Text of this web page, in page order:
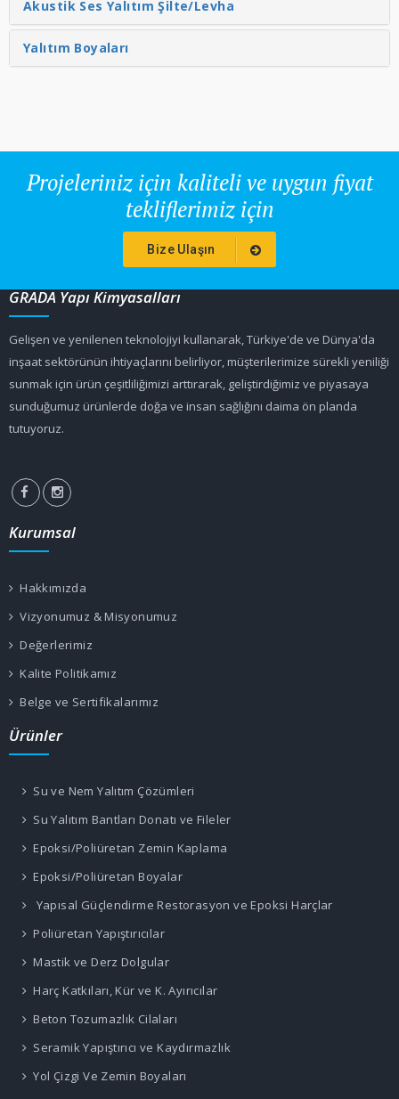
Akustik Ses Yalıtım Şilte/Levha
Yalıtım Boyaları
Projeleriniz için kaliteli ve uygun fiyat
tekliflerimiz için
Bize Ulaşın
GRADA Yapı Kimyasalları
Gelişen ve yenilenen teknolojiyi kullanarak, Türkiye'de ve Dünya'da
inşaat sektörünün ihtiyaçlarını belirliyor, müşterilerimize sürekli yeniliği
sunmak için ürün çeşitliliğimizi arttırarak, geliştirdiğimiz ve piyasaya
sunduğumuz ürünlerde doğa ve insan sağlığını daima ön planda
tutuyoruz.
Kurumsal
Hakkımızda
Vizyonumuz & Misyonumuz
Değerlerimiz
Kalite Politikamız
Belge ve Sertifikalarımız
Ürünler
Su ve Nem Yalıtım Çözümleri
Su Yalıtım Bantları Donatı ve Fileler
Epoksi/Poliüretan Zemin Kaplama
Epoksi/Poliüretan Boyalar
Yapısal Güçlendirme Restorasyon ve Epoksi Harçlar
Poliüretan Yapıştırıcılar
Mastik ve Derz Dolgular
Harç Katkıları, Kür ve K. Ayırıcılar
Beton Tozumazlık Cilaları
Seramik Yapıştırıcı ve Kaydırmazlık
Yol Çizgi Ve Zemin Boyaları